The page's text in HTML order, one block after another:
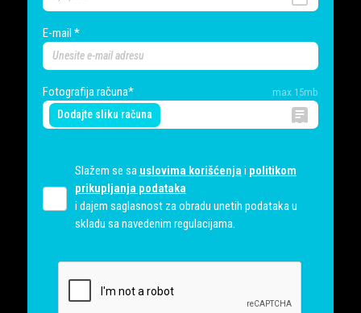
E-mail *
Fotografija računa* max 15mb
Dodajte sliku računa
Slažem se sa uslovima korišćenja i politikom
prikupljanja podataka
i dajem saglasnost za obradu unetih podataka u
skladu sa navedenim regulacijama.